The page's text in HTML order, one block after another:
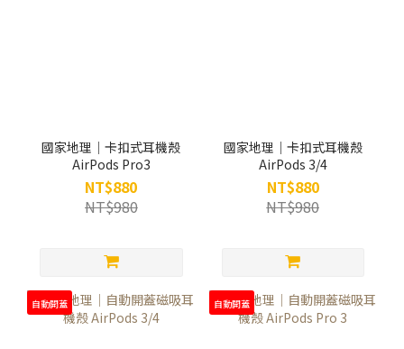
國家地理｜卡扣式耳機殼
AirPods Pro3
NT$880
NT$980
國家地理｜卡扣式耳機殼
AirPods 3/4
NT$880
NT$980
自動開蓋 自動開蓋